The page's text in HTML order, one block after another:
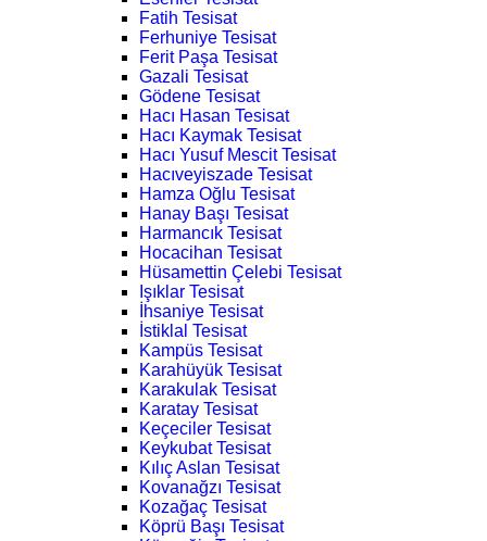
Fatih Tesisat
Ferhuniye Tesisat
Ferit Paşa Tesisat
Gazali Tesisat
Gödene Tesisat
Hacı Hasan Tesisat
Hacı Kaymak Tesisat
Hacı Yusuf Mescit Tesisat
Hacıveyiszade Tesisat
Hamza Oğlu Tesisat
Hanay Başı Tesisat
Harmancık Tesisat
Hocacihan Tesisat
Hüsamettin Çelebi Tesisat
Işıklar Tesisat
İhsaniye Tesisat
İstiklal Tesisat
Kampüs Tesisat
Karahüyük Tesisat
Karakulak Tesisat
Karatay Tesisat
Keçeciler Tesisat
Keykubat Tesisat
Kılıç Aslan Tesisat
Kovanağzı Tesisat
Kozağaç Tesisat
Köprü Başı Tesisat